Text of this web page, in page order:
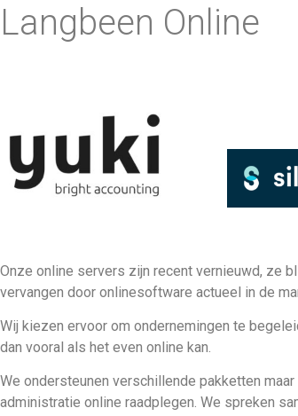
Langbeen Online
Onze online servers zijn recent vernieuwd, ze
vervangen door onlinesoftware actueel in de
Wij kiezen ervoor om ondernemingen te
dan vooral als het even online kan.
We ondersteunen verschillende pakketten
administratie online raadplegen. We spreken